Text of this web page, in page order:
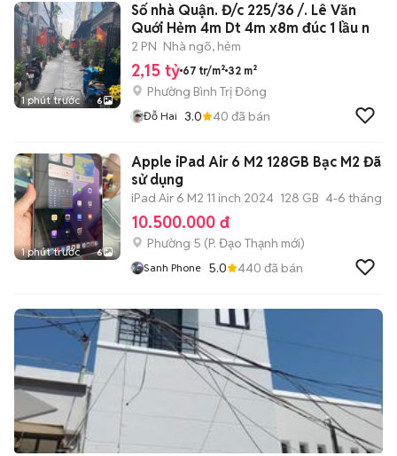
1 phút trước 6
Số nhà Quận. Đ/c 225/36 /. Lê Văn
Quới Hẻm 4m Dt 4m x8m đúc 1 lầu n
2 PN Nhà ngõ, hẻm
2,15 tỷ 67 tr/m² 32 m²
Phường Bình Trị Đông
Đỗ Hai 3.0 40 đã bán
1 phút trước 6
Apple iPad Air 6 M2 128GB Bạc M2 Đã
sử dụng
iPad Air 6 M2 11 inch 2024 128 GB 4-6 tháng
10.500.000 đ
Phường 5 (P. Đạo Thạnh mới)
Sanh Phone 5.0 440 đã bán